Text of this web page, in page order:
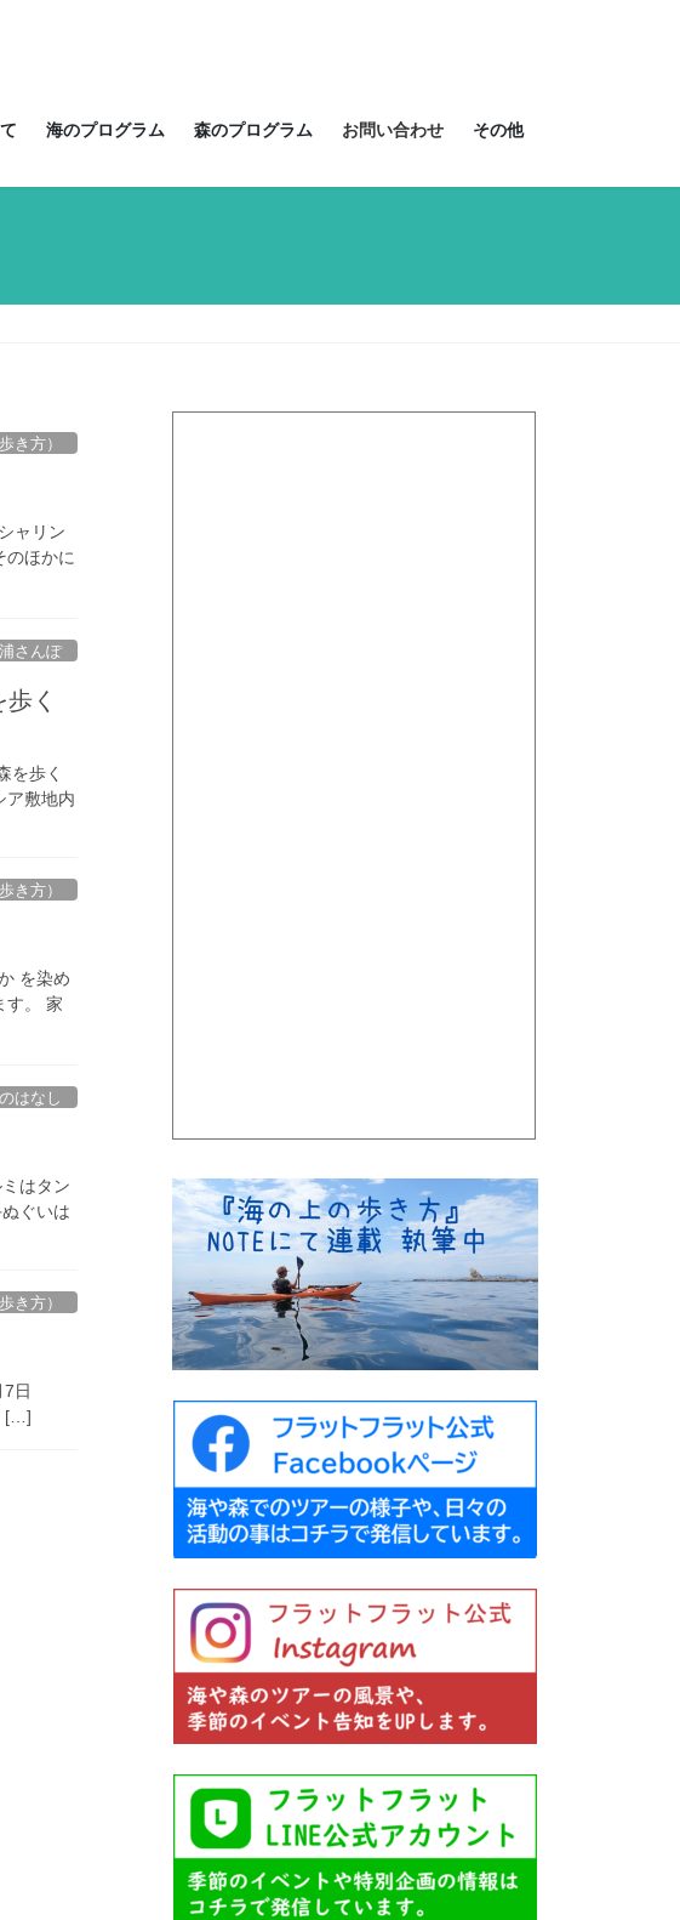
海のプログラム 森のプログラム お問い合わせ その他
き方）
ャリン
のほかに
さんぽ
く
を歩く
ア敷地内
き方）
を染め
す。 家
はなし
はタン
ぐいは
き方）
日
[…]